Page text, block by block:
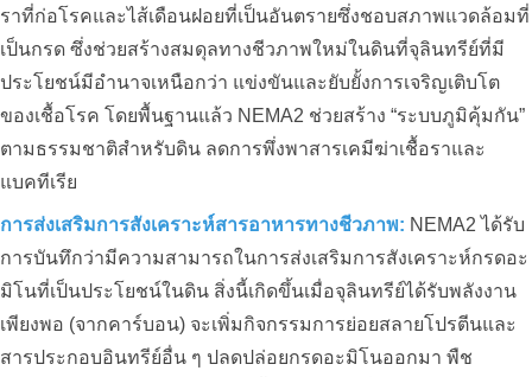
ราที่ก่อโรคและไส้เดือนฝอยที่เป็นอันตรายซึ่งชอบสภาพแวดล้อมที่
เป็นกรด ซึ่งช่วยสร้างสมดุลทางชีวภาพใหม่ในดินที่จุลินทรีย์ที่มี
ประโยชน์มีอำนาจเหนือกว่า แข่งขันและยับยั้งการเจริญเติบโต
ของเชื้อโรค โดยพื้นฐานแล้ว NEMA2 ช่วยสร้าง “ระบบภูมิคุ้มกัน”
ตามธรรมชาติสำหรับดิน ลดการพึ่งพาสารเคมีฆ่าเชื้อราและ
แบคทีเรีย
การส่งเสริมการสังเคราะห์สารอาหารทางชีวภาพ: NEMA2 ได้รับ
การบันทึกว่ามีความสามารถในการส่งเสริมการสังเคราะห์กรดอะ
มิโนที่เป็นประโยชน์ในดิน สิ่งนี้เกิดขึ้นเมื่อจุลินทรีย์ได้รับพลังงาน
เพียงพอ (จากคาร์บอน) จะเพิ่มกิจกรรมการย่อยสลายโปรตีนและ
สารประกอบอินทรีย์อื่น ๆ ปลดปล่อยกรดอะมิโนออกมา พืช